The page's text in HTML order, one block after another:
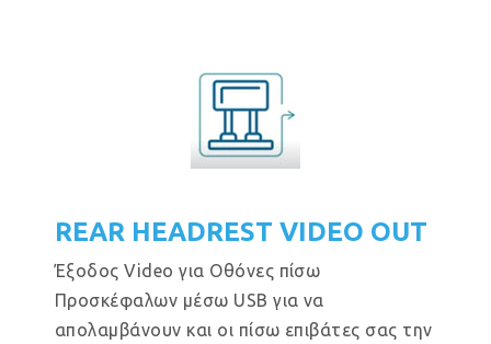
REAR HEADREST VIDEO OUT
Έξοδος Video για Οθόνες πίσω
Προσκέφαλων μέσω USB για να
απολαμβάνουν και οι πίσω επιβάτες σας την